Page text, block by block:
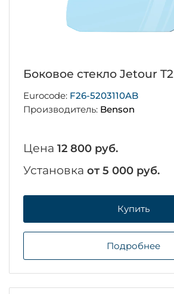
Боковое стекло Jetour T2
Eurocode: F26-5203110AB
Производитель: Benson
Цена 12 800 руб.
Установка от 5 000 руб.
Купить
Подробнее